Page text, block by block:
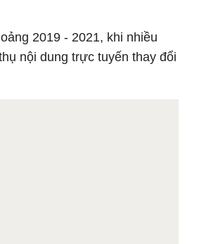
2019 - 2021, khi nhiều
nội dung trực tuyến thay đổi